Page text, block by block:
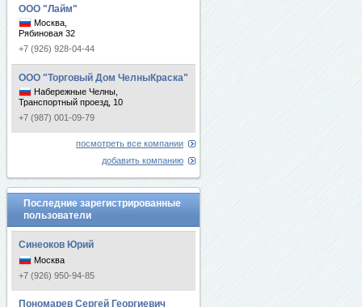
ООО "Лайм"
Москва,
Рябиновая 32
+7 (926) 928-04-44
ООО "Торговый Дом ЧелныКраска"
Набережные Челны,
Транспортный проезд, 10
+7 (987) 001-09-79
посмотреть все компании
добавить компанию
Последние зарегистрированные
пользователи
Синеоков Юрий
Москва
+7 (926) 950-94-85
Пономарев Сергей Георгиевич